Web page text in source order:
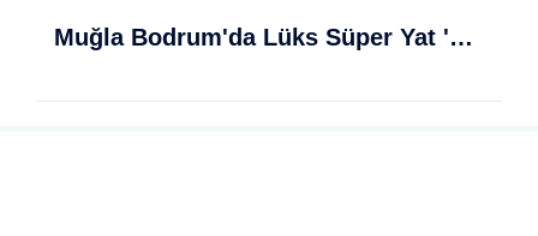
Muğla Bodrum'da Lüks Süper Yat 'Golden Odyssey' Demirledi